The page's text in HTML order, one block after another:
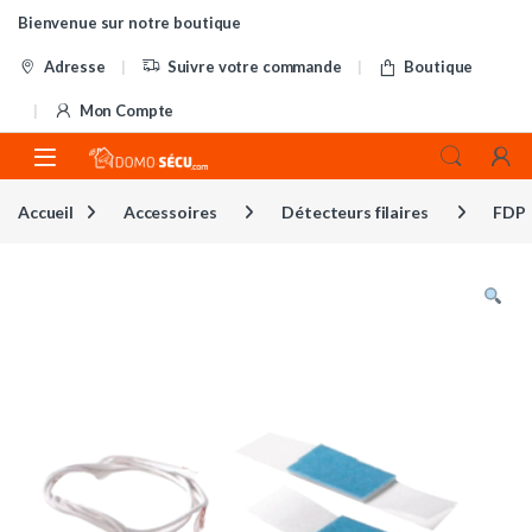
Skip to navigation
Skip to content
Bienvenue sur notre boutique
Adresse Suivre votre commande Boutique
Mon Compte
Accueil Accessoires Détecteurs filaires FDP